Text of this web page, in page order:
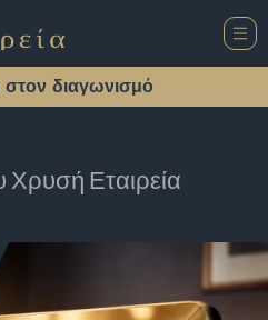
διαγωνισμό
Χρυσή Εταιρεία